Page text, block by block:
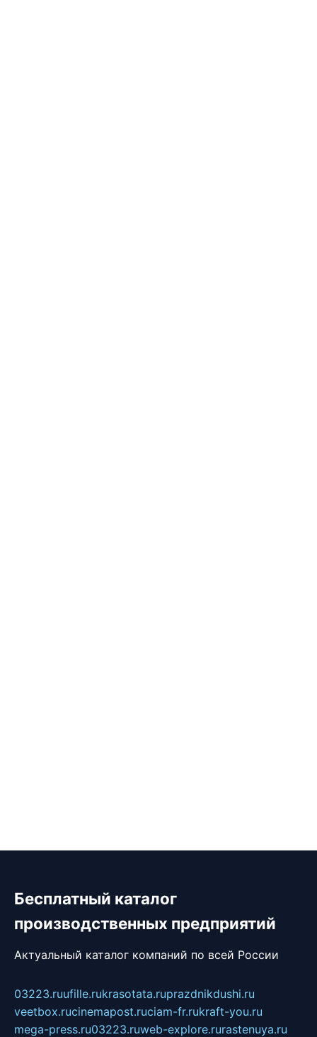
Бесплатный каталог
производственных предприятий
Актуальный каталог компаний по всей России
03223.ruufille.rukrasotata.ruprazdnikdushi.ru
veetbox.rucinemapost.ruciam-fr.rukraft-you.ru
mega-press.ru03223.ruweb-explore.rurastenuya.ru